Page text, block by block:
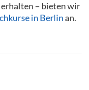
– bieten wir
in Berlinan.